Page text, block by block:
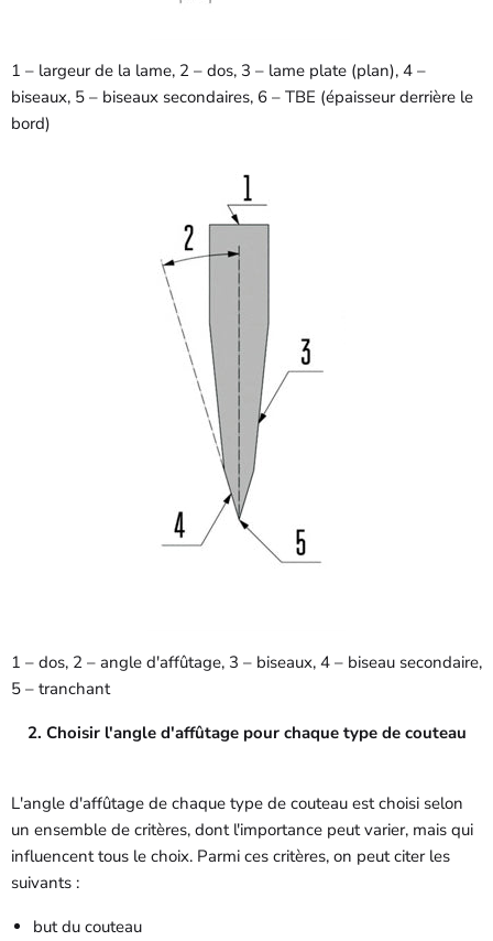
1 – largeur de la lame, 2 – dos, 3 – lame plate (plan), 4 –
biseaux, 5 – biseaux secondaires, 6 – TBE (épaisseur derrière le
bord)
1 – dos, 2 – angle d'affûtage, 3 – biseaux, 4 – biseau secondaire,
5 – tranchant
2. Choisir l'angle d'affûtage pour chaque type de couteau
L'angle d'affûtage de chaque type de couteau est choisi selon
un ensemble de critères, dont l'importance peut varier, mais qui
influencent tous le choix. Parmi ces critères, on peut citer les
suivants :
but du couteau